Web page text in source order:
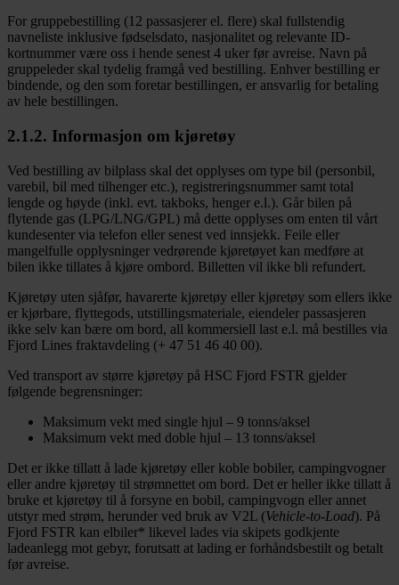
For gruppebestilling (12 passasjerer el. flere) skal fullstendig
navneliste inklusive fødselsdato, nasjonalitet og relevante ID-
kortnummer være oss i hende senest 4 uker før avreise. Navn på
gruppeleder skal tydelig framgå ved bestilling. Enhver bestilling er
bindende, og den som foretar bestillingen, er ansvarlig for betaling
av hele bestillingen.
2.1.2. Informasjon om kjøretøy
Ved bestilling av bilplass skal det opplyses om type bil (personbil,
varebil, bil med tilhenger etc.), registreringsnummer samt total
lengde og høyde (inkl. evt. takboks, henger e.l.). Går bilen på
flytende gas (LPG/LNG/GPL) må dette opplyses om enten til vårt
kundesenter via telefon eller senest ved innsjekk. Feile eller
mangelfulle opplysninger vedrørende kjøretøyet kan medføre at
bilen ikke tillates å kjøre ombord. Billetten vil ikke bli refundert.
Kjøretøy uten sjåfør, havarerte kjøretøy eller kjøretøy som ellers ikke
er kjørbare, flyttegods, utstillingsmateriale, eiendeler passasjeren
ikke selv kan bære om bord, all kommersiell last e.l. må bestilles via
Fjord Lines fraktavdeling (+ 47 51 46 40 00).
Ved transport av større kjøretøy på HSC Fjord FSTR gjelder
følgende begrensninger:
Maksimum vekt med single hjul – 9 tonns/aksel
Maksimum vekt med doble hjul – 13 tonns/aksel
Det er ikke tillatt å lade kjøretøy eller koble bobiler, campingvogner
eller andre kjøretøy til strømnettet om bord. Det er heller ikke tillatt å
bruke et kjøretøy til å forsyne en bobil, campingvogn eller annet
utstyr med strøm, herunder ved bruk av V2L (Vehicle-to-Load). På
Fjord FSTR kan elbiler* likevel lades via skipets godkjente
ladeanlegg mot gebyr, forutsatt at lading er forhåndsbestilt og betalt
før avreise.